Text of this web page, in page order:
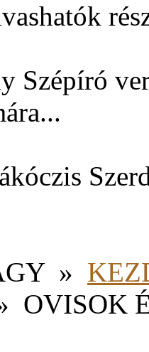
Szépíró
»
OVISOK